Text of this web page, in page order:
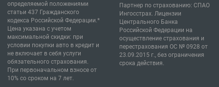
определяемой положениями
статьи 437 Гражданского
кодекса Российской Федерации.*
Цена указана с учетом
максимальной скидки: при
условии покупки авто в кредит и
не включает в себя услуги
обязательного страхования.
При первоначальном взносе от
10% со сроком на 7 лет.
Партнер по страхованию: СПАО
Ингосстрах. Лицензии
Центрального Банка
Российской Федерации на
осуществление страхования и
перестрахования ОС № 0928 от
23.09.2015 г., без ограничения
срока действия.